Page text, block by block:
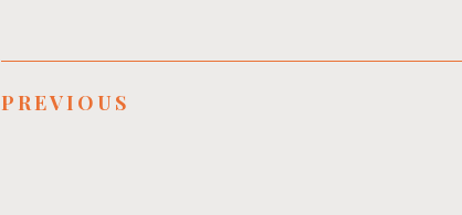
PREVIOUS